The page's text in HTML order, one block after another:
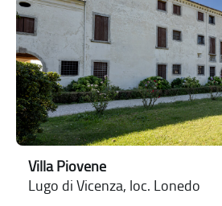
Villa Piovene
Lugo di Vicenza, loc. Lonedo